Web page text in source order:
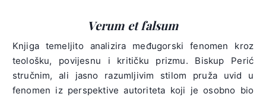
Verum et falsum
Knjiga temeljito analizira međugorski fenomen kroz
teološku, povijesnu i kritičku prizmu. Biskup Perić
stručnim, ali jasno razumljivim stilom pruža uvid u
fenomen iz perspektive autoriteta koji je osobno bio